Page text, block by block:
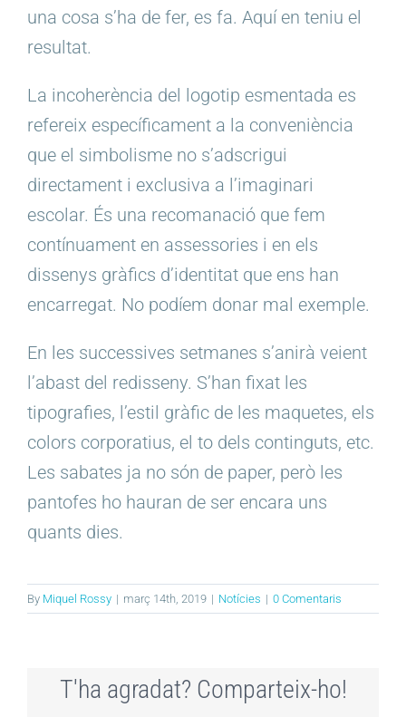
una cosa s’ha de fer, es fa. Aquí en teniu el
resultat.
La incoherència del logotip esmentada es
refereix específicament a la conveniència
que el simbolisme no s’adscrigui
directament i exclusiva a l’imaginari
escolar. És una recomanació que fem
contínuament en assessories i en els
dissenys gràfics d’identitat que ens han
encarregat. No podíem donar mal exemple.
En les successives setmanes s’anirà veient
l’abast del redisseny. S’han fixat les
tipografies, l’estil gràfic de les maquetes, els
colors corporatius, el to dels continguts, etc.
Les sabates ja no són de paper, però les
pantofes ho hauran de ser encara uns
quants dies.
By Miquel Rossy | març 14th, 2019 | Notícies | 0 Comentaris
T'ha agradat? Comparteix-ho!